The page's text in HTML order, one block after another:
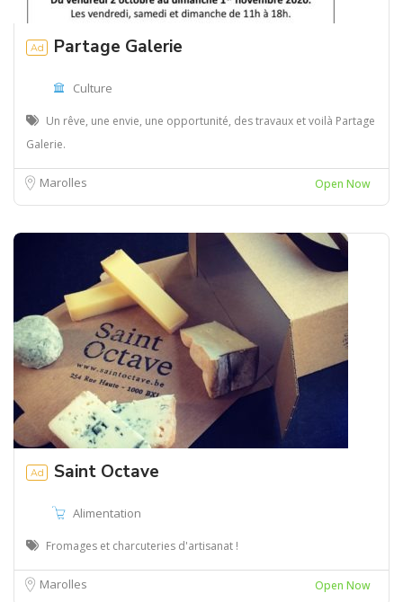
Ad Partage Galerie
Culture
Un rêve, une envie, une opportunité, des travaux et voilà Partage
Galerie.
Marolles Open Now
Ad Saint Octave
Alimentation
Fromages et charcuteries d'artisanat !
Marolles Open Now